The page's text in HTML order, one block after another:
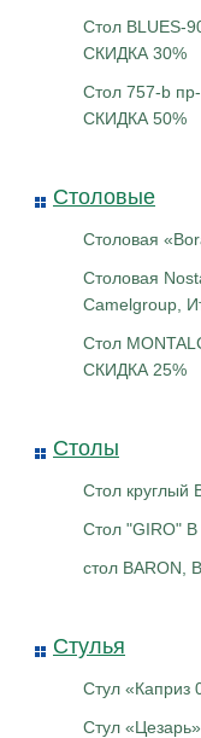
Стол
СКИДКА 30%
Стол 757-b
СКИДКА 50%
Столовые
Столовая
Столовая
Camelgroup,
Стол
СКИДКА 25%
Столы
Стол круглый
Стол "GIRO"
стол BARON,
Стулья
Стул «Каприз
Стул «Цезарь»